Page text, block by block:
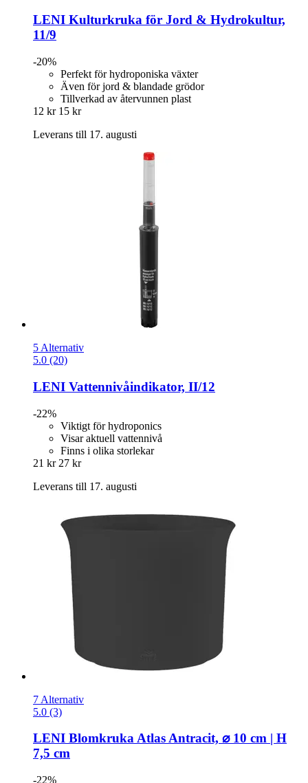
LENI Kulturkruka för Jord & Hydrokultur,
11/9
-20%
Perfekt för hydroponiska växter
Även för jord & blandade grödor
Tillverkad av återvunnen plast
12 kr 15 kr
Leverans till 17. augusti
5 Alternativ
5.0 (20)
LENI Vattennivåindikator, II/12
-22%
Viktigt för hydroponics
Visar aktuell vattennivå
Finns i olika storlekar
21 kr 27 kr
Leverans till 17. augusti
7 Alternativ
5.0 (3)
LENI Blomkruka Atlas Antracit, ⌀ 10 cm | H
7,5 cm
-22%